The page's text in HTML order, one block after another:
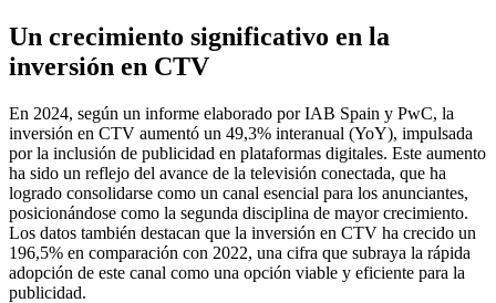
Un crecimiento significativo en la
inversión en CTV
En 2024, según un informe elaborado por IAB Spain y PwC, la
inversión en CTV aumentó un 49,3% interanual (YoY), impulsada
por la inclusión de publicidad en plataformas digitales. Este aumento
ha sido un reflejo del avance de la televisión conectada, que ha
logrado consolidarse como un canal esencial para los anunciantes,
posicionándose como la segunda disciplina de mayor crecimiento.
Los datos también destacan que la inversión en CTV ha crecido un
196,5% en comparación con 2022, una cifra que subraya la rápida
adopción de este canal como una opción viable y eficiente para la
publicidad.